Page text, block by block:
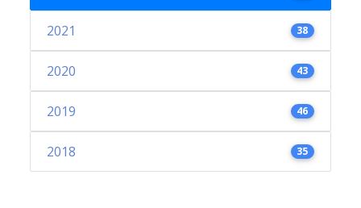
2021 38
2020 43
2019 46
2018 35